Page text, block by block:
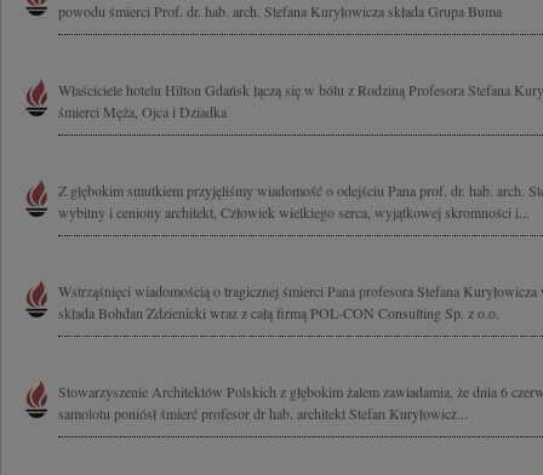
powodu śmierci Prof. dr. hab. arch. Stefana Kuryłowicza składa Grupa Buma
Właściciele hotelu Hilton Gdańsk łączą się w bólu z Rodziną Profesora Stefana
śmierci Męża, Ojca i Dziadka
Z głębokim smutkiem przyjęliśmy wiadomość o odejściu Pana prof. dr. hab. arch.
wybitny i ceniony architekt, Człowiek wielkiego serca, wyjątkowej skromności i...
Wstrząśnięci wiadomością o tragicznej śmierci Pana profesora Stefana Kuryłowicza
składa Bohdan Zdzienicki wraz z całą firmą POL-CON Consulting Sp. z o.o.
Stowarzyszenie Architektów Polskich z głębokim żalem zawiadamia, że dnia 6
samolotu poniósł śmierć profesor dr hab. architekt Stefan Kuryłowicz...